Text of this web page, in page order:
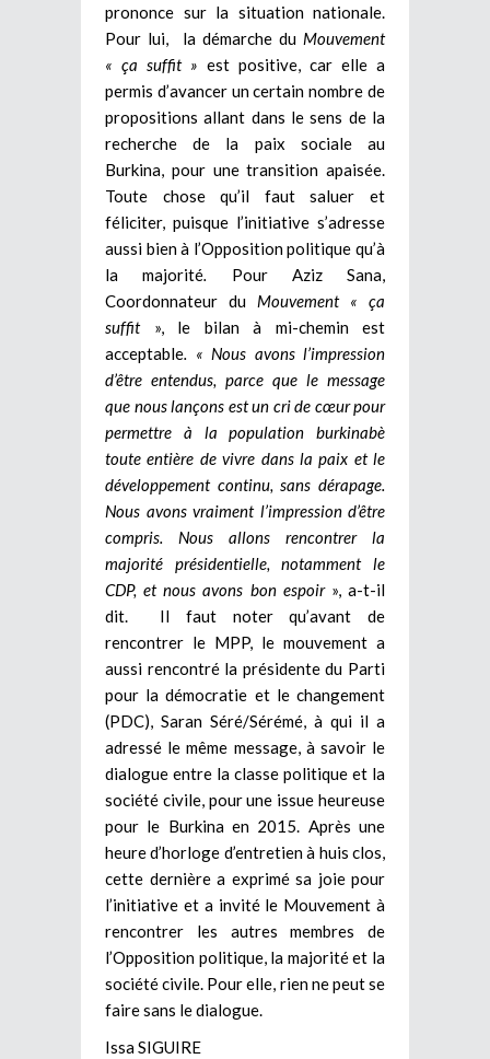
prononce sur la situation nationale.
Pour lui, la démarche du Mouvement
« ça suffit » est positive, car elle a
permis d’avancer un certain nombre de
propositions allant dans le sens de la
recherche de la paix sociale au
Burkina, pour une transition apaisée.
Toute chose qu’il faut saluer et
féliciter, puisque l’initiative s’adresse
aussi bien à l’Opposition politique qu’à
la majorité
Pour Aziz Sana,
Coordonnateur du Mouvement « ça
suffit », le bilan à mi-chemin est
acceptable . « Nous avons l’impression
d’être entendus, parce que le message
que nous lançons est un cri de cœur pour
permettre à la population burkinabè
toute entière de vivre dans la paix et le
développement continu, sans dérapage.
Nous avons vraiment l’impression d’être
compris. Nous allons rencontrer la
majorité présidentielle, notamment le
CDP, et nous avons bon espoir», a-t-il
dit.
Il faut noter qu’avant de
rencontrer le MPP, le mouvement a
aussi rencontré la présidente du Parti
pour la démocratie et le changement
(PDC), Saran Séré/Sérémé, à qui il a
adressé le même message, à savoir le
dialogue entre la classe politique et la
société civile, pour une issue heureuse
pour le Burkina en 2015. Après une
heure d’horloge d’entretien à huis clos,
cette dernière a exprimé sa joie pour
l’initiative et a invité le Mouvement à
rencontrer les autres membres de
l’Opposition politique, la majorité et la
société civile. Pour elle, rien ne peut se
faire sans le dialogue.
Issa SIGUIRE